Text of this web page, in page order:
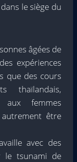
le siège du
âgées de
expériences
que des cours
thaïlandais,
aux femmes
être
avec des
le tsunami de